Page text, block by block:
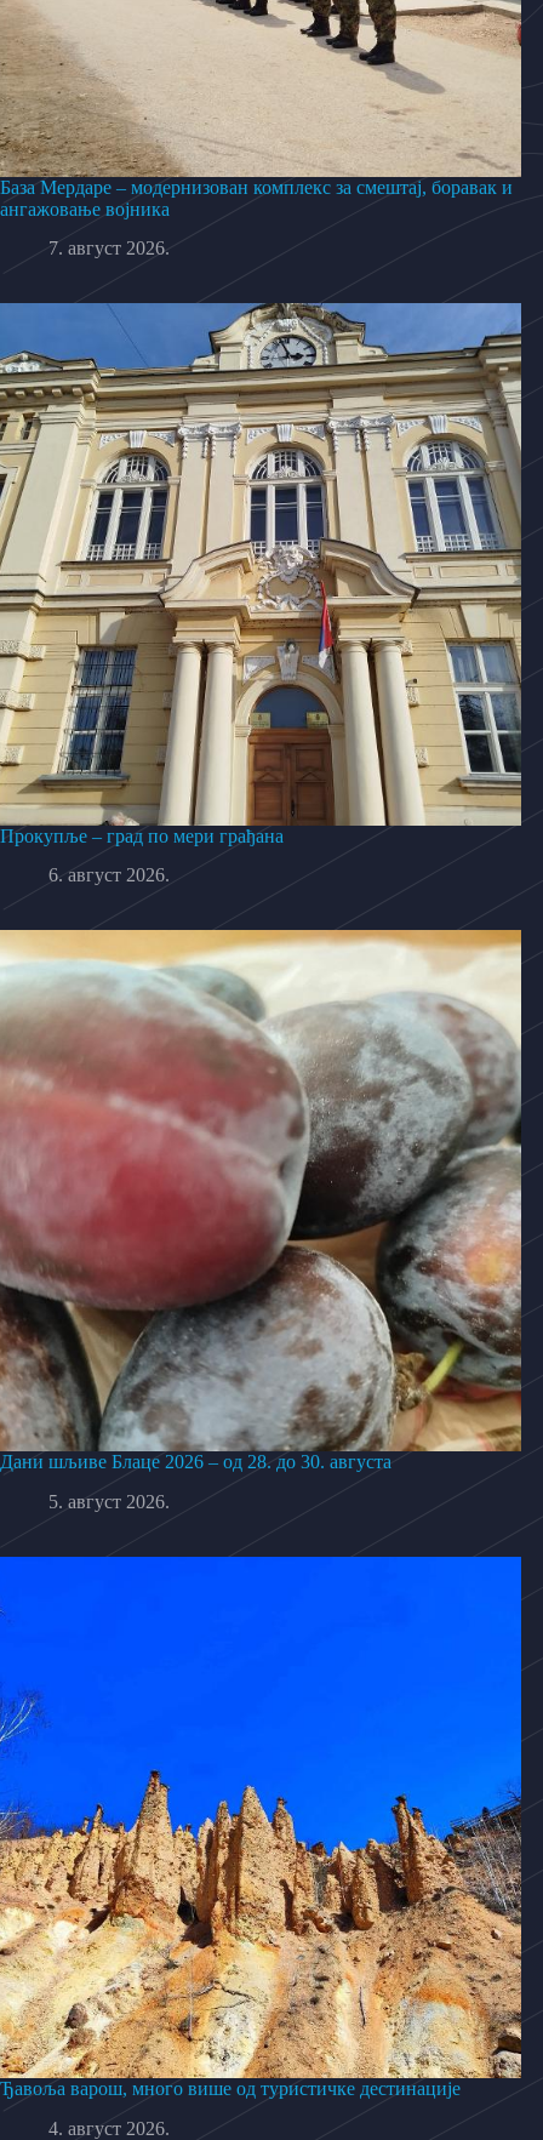
База Мердаре – модернизован комплекс за смештај, боравак и
ангажовање војника
7. август 2026.
Прокупље – град по мери грађана
6. август 2026.
Дани шљиве Блаце 2026 – од 28. до 30. августа
5. август 2026.
Ђавоља варош, много више од туристичке дестинације
4. август 2026.